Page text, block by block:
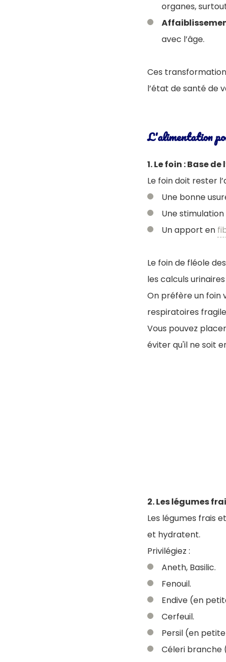
organes,
avec l’âge.
Ces
l’état de santé de
L'alimentation
1. Le foin : Base
Le foin doit rester
Une bonne
Une
Un apport en
Le foin de fléole
les calculs
On préfère un foin
respiratoires
Vous pouvez
éviter qu'il ne soit
2. Les légumes
Les légumes frais
et hydratent.
Privilégiez :
Aneth, Basilic.
Fenouil.
Endive (en
Cerfeuil.
Persil (en
Céleri branche